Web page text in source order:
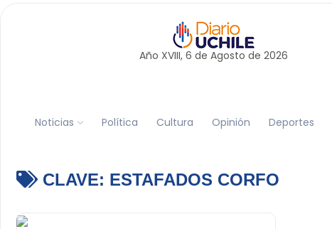
Año XVIII, 6 de Agosto de 2026
Noticias Política Cultura Opinión Deportes
CLAVE: ESTAFADOS CORFO